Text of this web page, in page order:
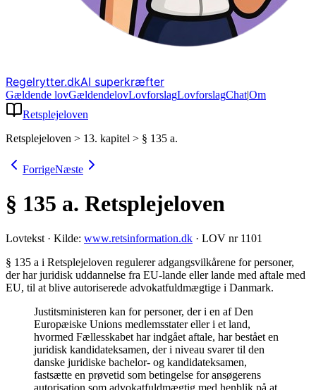
Regelrytter.dkAI superkræfter
Gældende lovGældendelovLovforslagLovforslagChat|Om
Retsplejeloven
Retsplejeloven > 13. kapitel > § 135 a.
ForrigeNæste
§ 135 a. Retsplejeloven
Lovtekst · Kilde: www.retsinformation.dk · LOV nr 1101
§ 135 a i Retsplejeloven regulerer adgangsvilkårene for personer,
der har juridisk uddannelse fra EU-lande eller lande med aftale med
EU, til at blive autoriserede advokatfuldmægtige i Danmark.
Justitsministeren kan for personer, der i en af Den
Europæiske Unions medlemsstater eller i et land,
hvormed Fællesskabet har indgået aftale, har bestået en
juridisk kandidateksamen, der i niveau svarer til den
danske juridiske bachelor- og kandidateksamen,
fastsætte en prøvetid som betingelse for ansøgerens
autorisation som advokatfuldmægtig med henblik på at